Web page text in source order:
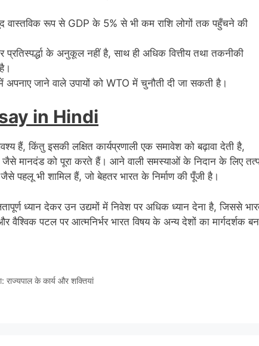
वास्तविक रूप से GDP के 5% से भी कम राशि लोगों तक पहुँचने की
प्रतिस्पर्द्धा के अनुकूल नहीं है, साथ ही अधिक वित्तीय तथा तकनीकी
अपनाए जाने वाले उपायों को WTO में चुनौती दी जा सकती है।
in Hindi
हैं, किंतु इसकी लक्षित कार्यप्रणाली एक समावेश को बढ़ावा देती है,
मानदंड को पूरा करते हैं। आने वाली समस्याओं के निदान के लिए
भी शामिल हैं, जो बेहतर भारत के निर्माण की पूँजी है।
ध्यान देकर उन उद्यमों में निवेश पर अधिक ध्यान देना है, जिससे
पटल पर आत्मनिर्भर भारत विषय के अन्य देशों का मार्गदर्शक बन
के कार्य और शक्तियां